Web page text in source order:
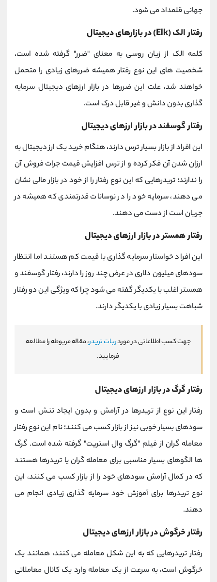
جهانی قلمداد می شود.
رفتار الک(Elk)در بازارهای دیجیتال
کلمه الک از زبان روسی به معنای "ضرر" گرفته شده است،
شخصیت های این نوع رفتار همیشه ضررهای زیادی را متحمل
خواهند شد، علت این ضررها در بازار ارزهای دیجیتال سرمایه
گذاری بدون دانش و غیر قابل درک است.
رفتار گوسفند در بازار ارزهای دیجیتال
این افراد از بازار بسیار ترس دارند، هنگام خرید یک ارز دیجیتال به
ارزان شدن آن فکر کرده و از ترس افزایش قیمت جرات فروش آن
را ندارند؛ تریدرهایی که این نوع رفتار را از خود در بازار مالی نشان
می دهند، سرمایه خود را در نوسانات قدرتمندی که همیشه در
جریان است از دست می دهند.
رفتار همستر در بازار ارزهای دیجیتال
این افراد خواستار سرمایه گذاری با قیمت کم هستند اما انتظار
سودهای میلیون دلاری در عرض چند روز را دارند، رفتار گوسفند و
همستر اغلب با یکدیگر گفته می شود چرا که ویژگی این دو رفتار
شباهت بسیار زیادی با یکدیگر دارند.
جهت کسب اطلاعاتی در موردربات تریدر، مقاله مربوطه را مطالعه
فرمایید.
رفتار گرگ در بازار ارزهای دیجیتال
رفتار این نوع از تریدرها در آرامش و بدون ایجاد تنش است و
سودهای بسیار خوبی نیز از بازار کسب می کنند؛ نام این نوع رفتار
معامله گران از فیلم "گرگ وال استریت" گرفته شده است. گرگ
ها الگوهای بسیار مناسبی برای معامله گران یا تریدرها هستند
که در کمال آرامش سودهای خود را از بازار کسب می کنند، این
نوع تریدرها برای آموزش خود سرمایه گذاری زیادی انجام می
دهند.
رفتار خرگوش در بازار ارزهای دیجیتال
رفتار تریدرهایی که به این شکل معامله می کنند، همانند یک
خرگوش است، به سرعت از یک معامله وارد یک کانال معاملاتی